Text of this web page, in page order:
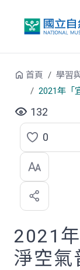
首頁 學習
2021年「
132
點
選
喜
歡
0
2021
淨空氣